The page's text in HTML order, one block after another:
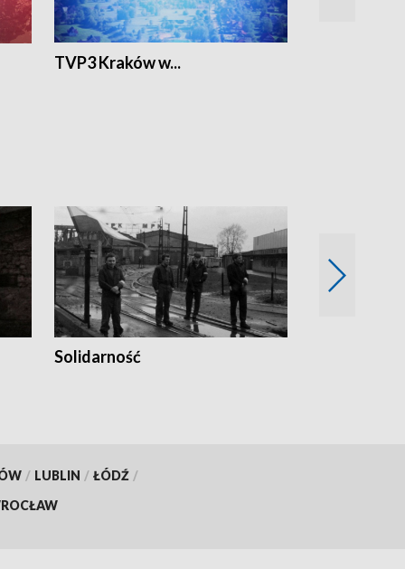
TVP3 Kraków w...
Solidarność
/ LUBLIN / ŁÓDŹ /